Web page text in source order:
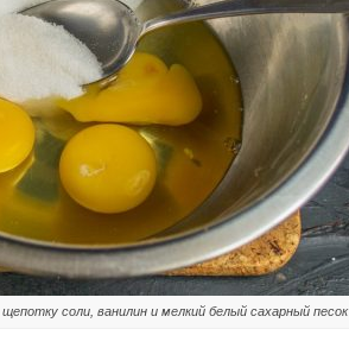
соли, ванилин и мелкий белый сахарный песок